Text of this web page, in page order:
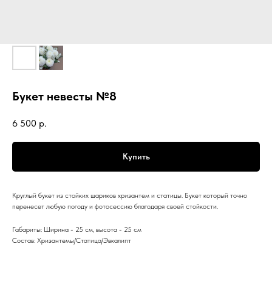
Букет невесты №8
6 500 р.
Купить
Круглый букет из стойких шариков хризантем и статицы. Букет который точно
перенесет любую погоду и фотосессию благодаря своей стойкости.
Габариты: Ширина - 25 см, высота - 25 см
Состав: Хризантемы/Статица/Эвкалипт